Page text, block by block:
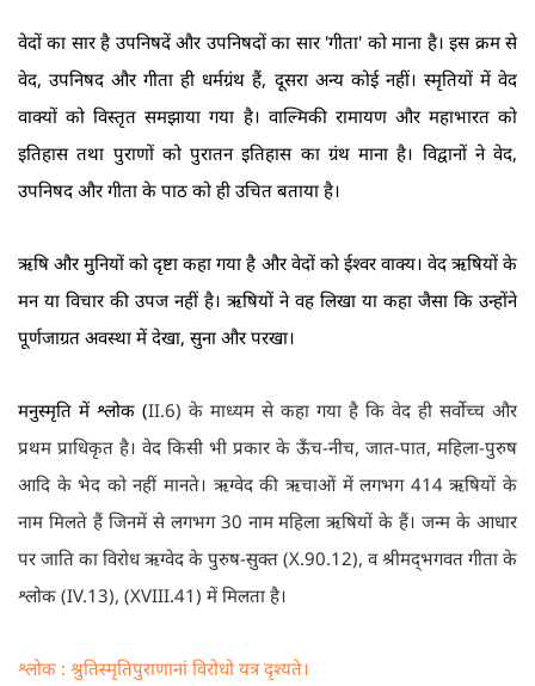
वेदों का सार है उपनिषदें और उपनिषदों का सार 'गीता' को माना है। इस क्रम से
वेद, उपनिषद और गीता ही धर्मग्रंथ हैं, दूसरा अन्य कोई नहीं। स्मृतियों में वेद
वाक्यों को विस्तृत समझाया गया है। वाल्मिकी रामायण और महाभारत को
इतिहास तथा पुराणों को पुरातन इतिहास का ग्रंथ माना है। विद्वानों ने वेद,
उपनिषद और गीता के पाठ को ही उचित बताया है।
ऋषि और मुनियों को दृष्टा कहा गया है और वेदों को ईश्वर वाक्य। वेद ऋषियों के
मन या विचार की उपज नहीं है। ऋषियों ने वह लिखा या कहा जैसा कि उन्होंने
पूर्णजाग्रत अवस्था में देखा, सुना और परखा।
मनुस्मृति में श्लोक (II.6) के माध्यम से कहा गया है कि वेद ही सर्वोच्च और
प्रथम प्राधिकृत है। वेद किसी भी प्रकार के ऊँच-नीच, जात-पात, महिला-पुरुष
आदि के भेद को नहीं मानते। ऋग्वेद की ऋचाओं में लगभग 414 ऋषियों के
नाम मिलते हैं जिनमें से लगभग 30 नाम महिला ऋषियों के हैं। जन्म के आधार
पर जाति का विरोध ऋग्वेद के पुरुष-सुक्त (X.90.12), व श्रीमद्‍भगवत गीता के
श्लोक (IV.13), (XVIII.41) में मिलता है।
श्लोक : श्रुतिस्मृतिपुराणानां विरोधो यत्र दृश्यते।